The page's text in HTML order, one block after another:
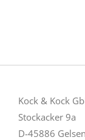
Kock & Kock
Stockacker 9a
D-45886